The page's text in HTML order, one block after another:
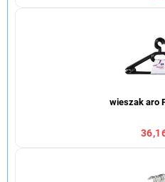
wieszak aro